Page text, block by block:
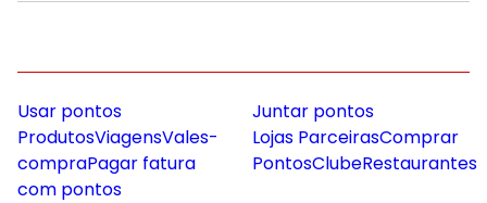
Usar pontos
ProdutosViagensVales-
compraPagar fatura
com pontos
Juntar pontos
Lojas ParceirasComprar
PontosClubeRestaurantes